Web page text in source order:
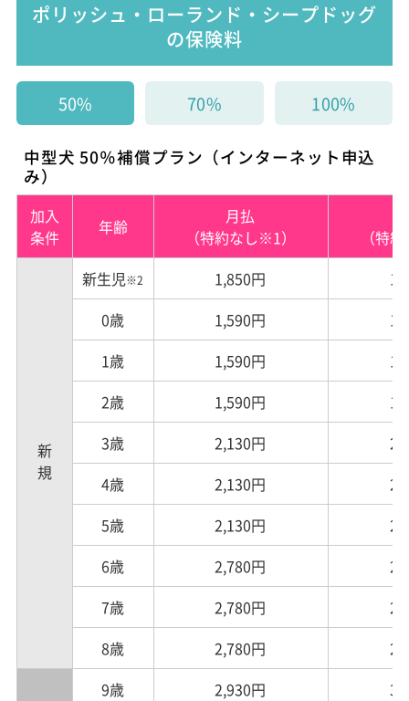
ポリッシュ・ローランド・シープドッグ
の保険料
50% 70% 100%
中型犬 50％補償プラン（インターネット申込
み）
加入
条件
年齢
新規
新生児※2
0歳
1歳
2歳
3歳
4歳
5歳
6歳
7歳
8歳
9歳
月払
（特約なし※1）
（特
1,850円
1,590円
1,590円
1,590円
2,130円
2,130円
2,130円
2,780円
2,780円
2,780円
2,930円